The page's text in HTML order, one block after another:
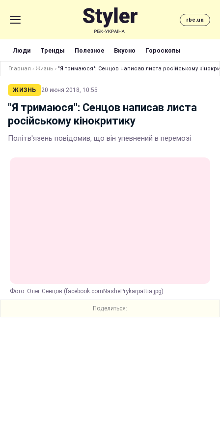
rbc.ua
Люди Тренды Полезное Вкусно Гороскопы
Главная › Жизнь › "Я тримаюся": Сенцов написав листа російському
ЖИЗНЬ 20 июня 2018, 10:55
"Я тримаюся": Сенцов написав листа
російському кінокритику
Політв'язень повідомив, що він упевнений в перемозі
Фото: Олег Сенцов (facebook.comNashePrykarpattia.jpg)
Поделиться: